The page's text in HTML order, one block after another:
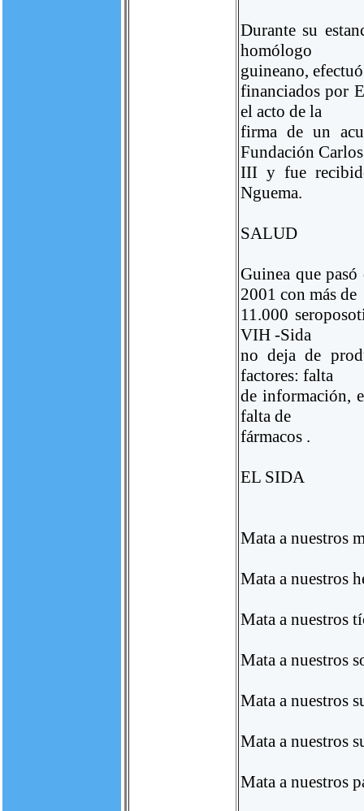
Durante su
homólogo
guineano,
financiados por
el acto de la
firma de un
Fundación Carlos
III y fue
Nguema.
SALUD
Guinea que
2001 con más de
11.000
VIH -Sida
no deja de
factores: falta
de información,
falta de
fármacos .
EL SIDA
Mata a nuestros
Mata a nuestros
Mata a nuestros
Mata a nuestros
Mata a nuestros
Mata a nuestros
Mata a nuestros